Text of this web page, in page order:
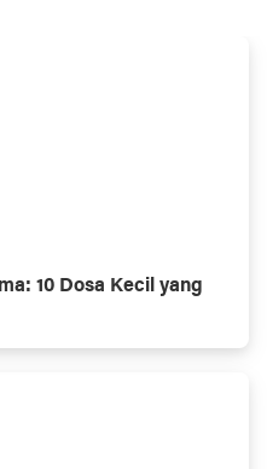
10 Dosa Kecil yang